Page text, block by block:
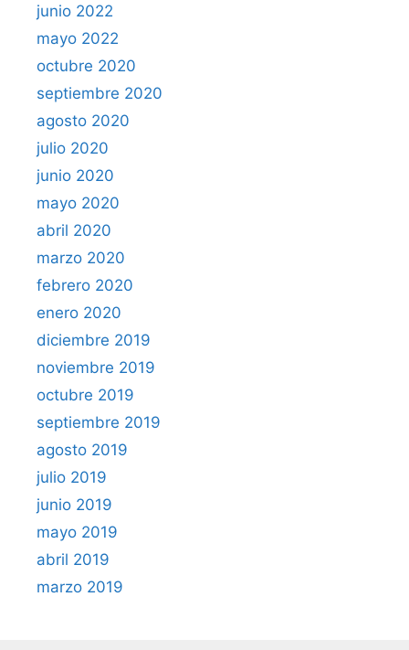
junio 2022
mayo 2022
octubre 2020
septiembre 2020
agosto 2020
julio 2020
junio 2020
mayo 2020
abril 2020
marzo 2020
febrero 2020
enero 2020
diciembre 2019
noviembre 2019
octubre 2019
septiembre 2019
agosto 2019
julio 2019
junio 2019
mayo 2019
abril 2019
marzo 2019